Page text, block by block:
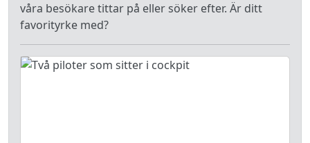
våra besökare tittar på eller söker efter. Är ditt
favorityrke med?